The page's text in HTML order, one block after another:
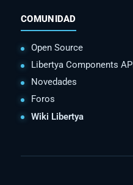
COMUNIDAD
Open Source
Libertya Components API
Novedades
Foros
Wiki Libertya